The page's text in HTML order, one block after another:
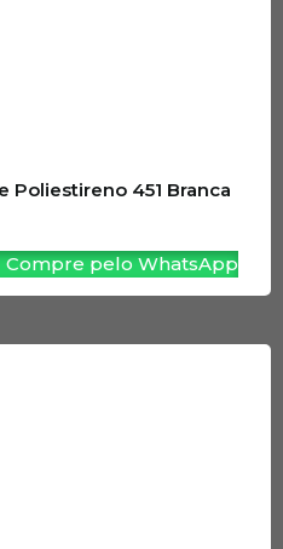
Poliestireno 451 Branca
Compre pelo WhatsApp